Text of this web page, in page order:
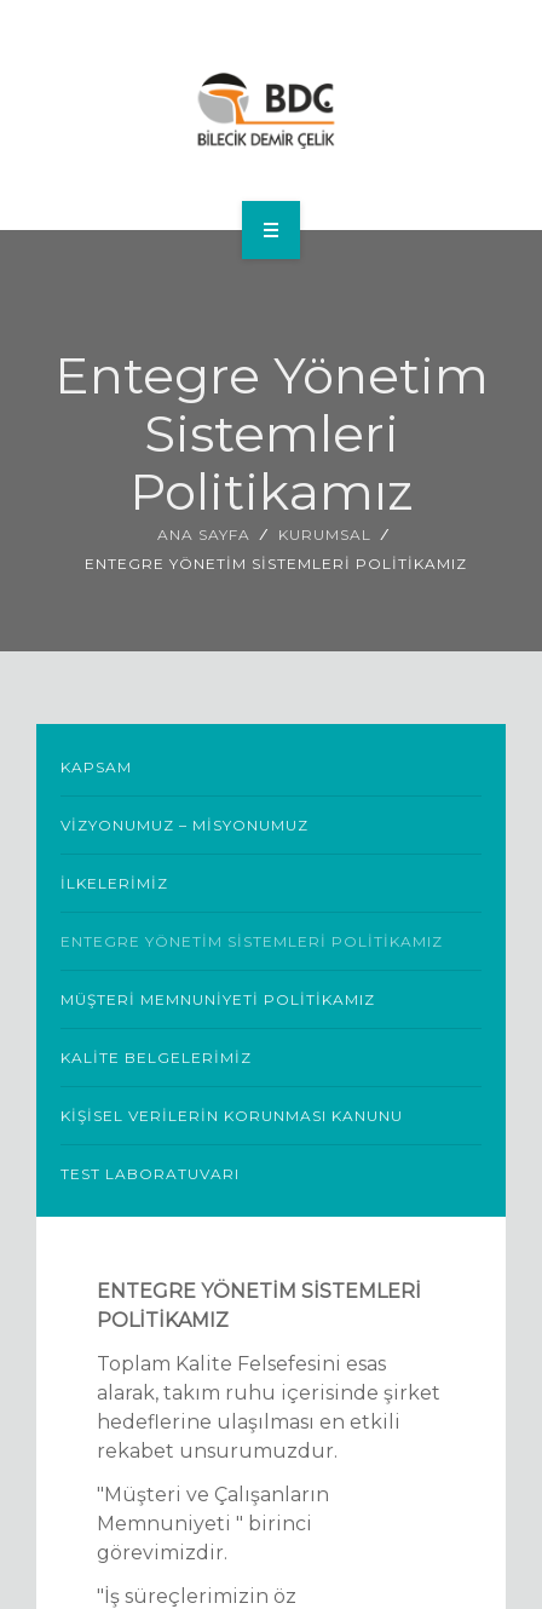
İNSAN KAYNAKLARI
YAYINLARIMIZ
Entegre Yönetim
Sistemleri
Politikamız
ANA SAYFA
KURUMSAL
ENTEGRE YÖNETIM SISTEMLERI POLITIKAMIZ
KAPSAM
VIZYONUMUZ – MISYONUMUZ
İLKELERIMIZ
ENTEGRE YÖNETIM SISTEMLERI POLITIKAMIZ
MÜŞTERI MEMNUNIYETI POLITIKAMIZ
KALITE BELGELERIMIZ
KIŞISEL VERILERIN KORUNMASI KANUNU
TEST LABORATUVARI
ENTEGRE YÖNETİM SİSTEMLERİ
POLİTİKAMIZ
Toplam Kalite Felsefesini esas
alarak, takım ruhu içerisinde şirket
hedeflerine ulaşılması en etkili
rekabet unsurumuzdur.
"Müşteri ve Çalışanların
Memnuniyeti " birinci
görevimizdir.
"İş süreçlerimizin öz